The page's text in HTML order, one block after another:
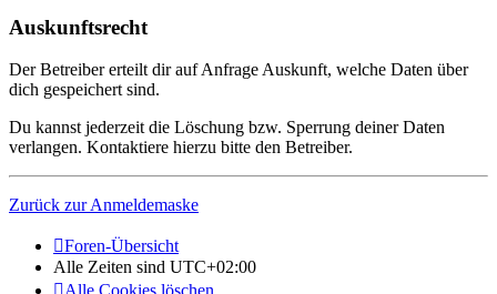
Auskunftsrecht
Der Betreiber erteilt dir auf Anfrage Auskunft, welche Daten über
dich gespeichert sind.
Du kannst jederzeit die Löschung bzw. Sperrung deiner Daten
verlangen. Kontaktiere hierzu bitte den Betreiber.
Zurück zur Anmeldemaske
Foren-Übersicht
Alle Zeiten sind UTC+02:00